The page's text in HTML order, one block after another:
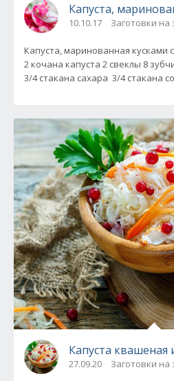
Капуста,
10.10.17 Заготовки на
Капуста, маринованная кусками
2 кочана капуста 2 свеклы 8 зубчиков чеснока 3 л воды
27.09.20 Заготовки на